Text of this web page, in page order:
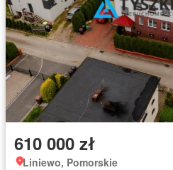
610 000 zł
Liniewo, Pomorskie